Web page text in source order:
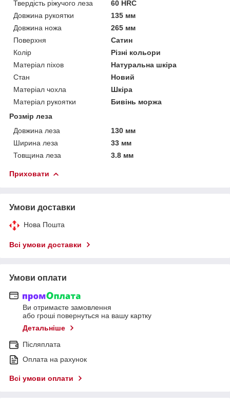
Твердість ріжучого леза
60 HRC
Довжина рукоятки
135 мм
Довжина ножа
265 мм
Поверхня
Сатин
Колір
Різні кольори
Матеріал піхов
Натуральна шкіра
Стан
Новий
Матеріал чохла
Шкіра
Матеріал рукоятки
Бивінь моржа
Розмір леза
Довжина леза
130 мм
Ширина леза
33 мм
Товщина леза
3.8 мм
Приховати
Умови доставки
Нова Пошта
Всі умови доставки
Умови оплати
Ви отримаєте замовлення
або гроші повернуться на вашу картку
Детальніше
Післяплата
Оплата на рахунок
Всі умови оплати